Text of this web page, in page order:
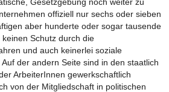
offiziell nur sechs oder sieben
aber hunderte oder sogar tausende
Schutz durch die
und auch keinerlei soziale
der andern Seite sind in den staatlich
ArbeiterInnen gewerkschaftlich
von der Mitgliedschaft in politischen